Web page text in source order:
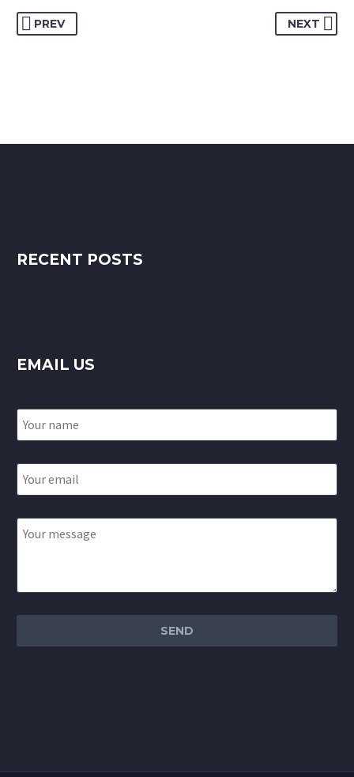
PREV NEXT
RECENT POSTS
EMAIL US